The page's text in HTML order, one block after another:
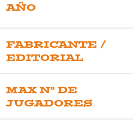
AÑO
FABRICANTE /
EDITORIAL
MAX Nº DE
JUGADORES